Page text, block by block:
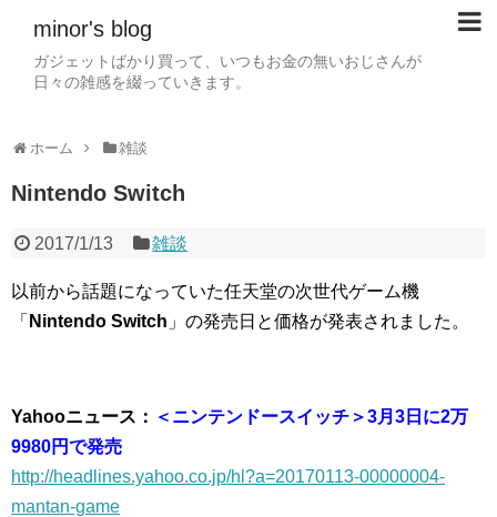
minor's blog
ガジェットばかり買って、いつもお金の無いおじさんが
日々の雑感を綴っていきます。
ホーム 雑談
Nintendo Switch
2017/1/13 雑談
以前から話題になっていた任天堂の次世代ゲーム機
「 Nintendo Switch 」の発売日と価格が発表されました。
Yahooニュース： ＜ニンテンドースイッチ＞3月3日に2万
9980円で発売
http://headlines.yahoo.co.jp/hl?a=20170113-00000004-
mantan-game